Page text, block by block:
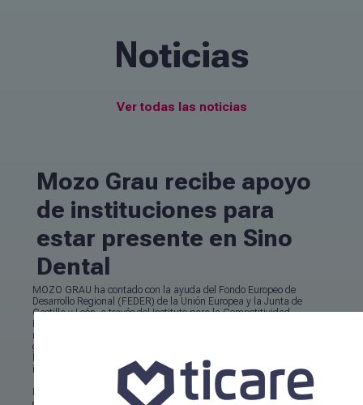
Noticias
Ver todas las noticias
Mozo Grau recibe apoyo
de instituciones para
estar presente en Sino
Dental
MOZO GRAU ha contado con la ayuda del Fondo Europeo de
Desarrollo Regional (FEDER) de la Unión Europea y la Junta de
Castilla y León, a través del Instituto para la Competitividad
mejorar la competitividad de las empresas castellano leonesas,
gracias a la concesión de una subvención enmarcada dentro de la
línea de ayuda a la participación en ferias y exposiciones
internacionales.
MOZO GRAU ha contado con al apoyo de estas instituciones para